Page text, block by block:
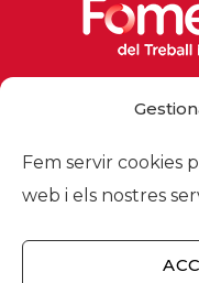
Fem servir cookies
web i els nostres
© 2026 -